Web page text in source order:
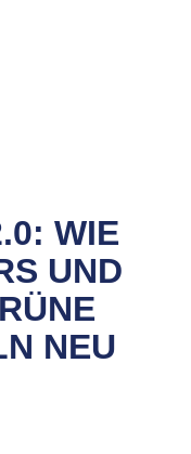
WIE
UND
NEU